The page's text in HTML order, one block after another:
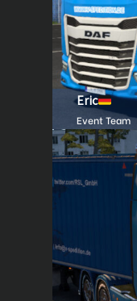
Eric
Event Team